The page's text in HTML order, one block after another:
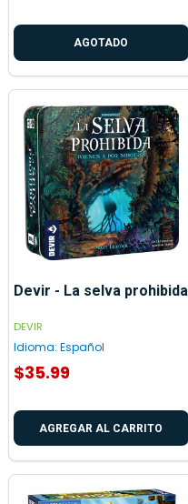
AGOTADO
Devir - La selva prohibida
DEVIR
Idioma: Español
$35.99
AGREGAR AL CARRITO